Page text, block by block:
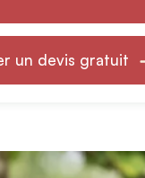
un devis gratuit
Fils —